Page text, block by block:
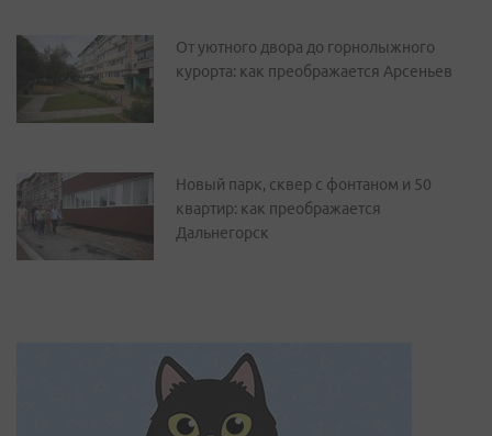
От уютного двора до горнолыжного
курорта: как преображается Арсеньев
Новый парк, сквер с фонтаном и 50
квартир: как преображается
Дальнегорск